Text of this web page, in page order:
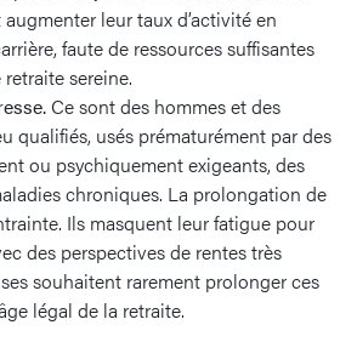
leur taux d’activité en
faute de ressources suffisantes
sereine.
Ce sont des hommes et des
qualifiés, usés prématurément par des
ou psychiquement exigeants, des
chroniques. La prolongation de
Ils masquent leur fatigue pour
des perspectives de rentes très
souhaitent rarement prolonger ces
légal de la retraite.